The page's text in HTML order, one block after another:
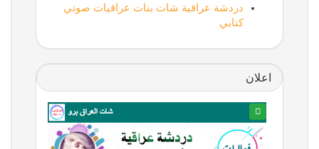
دردشة عراقية شات بنات عراقيات صوتي
كتابي
اعلان